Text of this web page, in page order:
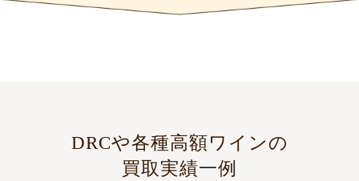
DRCや各種高額ワインの
買取実績一例